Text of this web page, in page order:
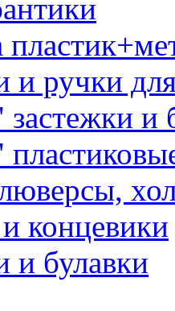
и ручки
и
концевики
и булавки